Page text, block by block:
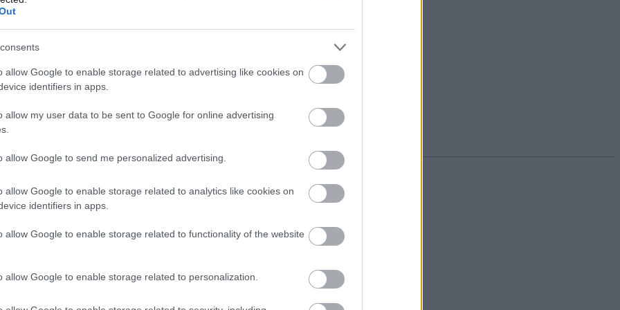
allow Google to enable storage related to advertising like cookies on
identifiers in apps.
allow my user data to be sent to Google for online advertising
allow Google to send me personalized advertising.
allow Google to enable storage related to analytics like cookies on
identifiers in apps.
allow Google to enable storage related to functionality of the website
allow Google to enable storage related to personalization.
prémium, amely már nem...
amely a Rapid Wi...
70 millió forintos fejl...
megyében – GRAFIKON
Egerben és Heves megyében – GRAFIKON
– közölte pénteken az
Nyitrai Zsolt tájékoztatására hivatkozva.